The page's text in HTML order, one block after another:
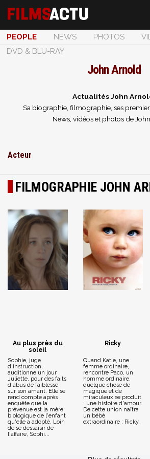
PEOPLE NEWS PHOTOS
DVD & BLU-RAY
John Arnold
Actualités John
Sa biographie, filmographie, ses
News, vidéos et photos de
Acteur
FILMOGRAPHIE JOHN
Au plus près du
soleil
Sophie, juge
d'instruction,
auditionne un jour
Juliette, pour des faits
d'abus de faiblesse
sur son amant. Elle se
rend compte après
enquête que la
prévenue est la mère
biologique de l'enfant
qu'elle a adopté. Loin
de se dessaisir de
l'affaire, Sophi...
Ricky
Quand Katie, une
femme ordinaire,
rencontre Paco, un
homme ordinaire,
quelque chose de
magique et de
miraculeux se produit
: une histoire d'amour.
De cette union naîtra
un bébé
extraordinaire : Ricky.